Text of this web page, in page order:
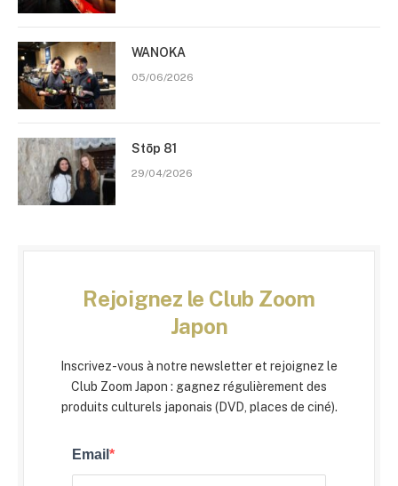
WANOKA
05/06/2026
Stōp 81
29/04/2026
Rejoignez le Club Zoom
Japon
Inscrivez-vous à notre newsletter et rejoignez le
Club Zoom Japon : gagnez régulièrement des
produits culturels japonais (DVD, places de ciné).
Email